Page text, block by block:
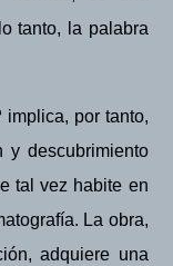
tanto, la palabra
implica, por tanto,
y descubrimiento
tal vez habite en
a. La obra,
adquiere una